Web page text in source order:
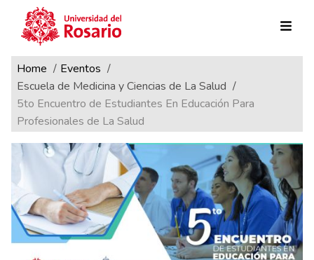
Pasar al contenido principal
Ruta de navegación
Home
Eventos
Escuela de Medicina y Ciencias de La Salud
5to Encuentro de Estudiantes En Educación Para
Profesionales de La Salud